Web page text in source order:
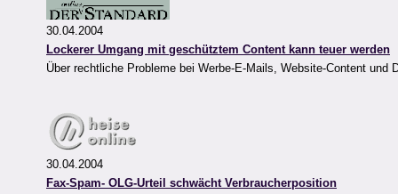
30.04.2004
Lockerer Umgang mit geschütztem Content kann teuer werden
Über rechtliche Probleme bei Werbe-E-Mails, Website-Content
30.04.2004
Fax-Spam- OLG-Urteil schwächt Verbraucherposition